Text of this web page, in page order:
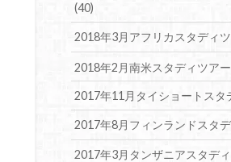
(40)
2018年3月アフリカスタディ
2018年2月南米スタディツア
2017年11月タイショートス
2017年8月フィンランドスタ
2017年3月タンザニアスタデ